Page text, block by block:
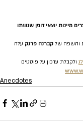
מיינות יוצאי דופן שנשתו
והשפה של קברנה פרנק עלה
ולקבלת עדכון על פוסטים
Anecdotes